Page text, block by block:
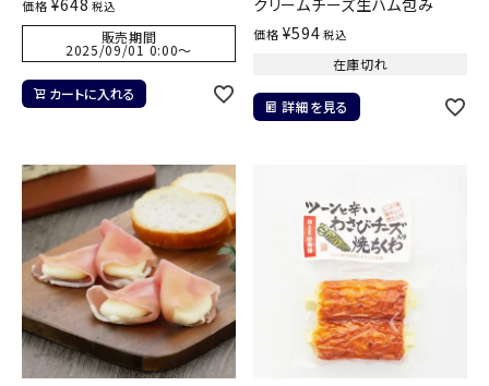
価格 ¥648 税込
販売期間
2025/09/01 0:00〜
カートに入れる
クリームチーズ生ハム包み
価格 ¥594 税込
在庫切れ
詳細を見る